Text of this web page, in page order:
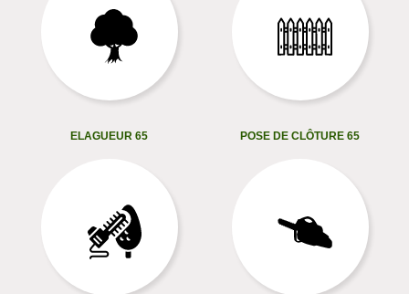
ELAGUEUR 65 POSE DE CLÔTURE 65